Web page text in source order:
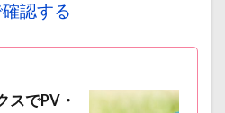
認する
スでPV・